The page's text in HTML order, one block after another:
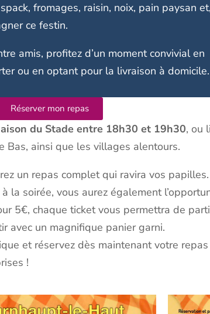
fromages, raisin, noix, pain paysan
ce festin.
amis, profitez d’un moment convivial en
ou en optant pour la livraison à domicile.
Réserver mon repas
du Stade entre 18h30 et 19h30, ou
ainsi que les villages alentours.
un repas complet qui ravira vos papilles.
la soirée, vous aurez également
5€, chaque ticket vous permettra de
avec un magnifique panier garni.
et réservez dès maintenant votre
!